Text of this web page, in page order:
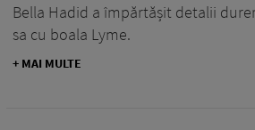
Bella Hadid a împărtășit detalii
sa cu boala Lyme.
+ MAI MULTE